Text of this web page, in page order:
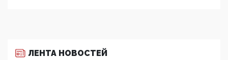
ЛЕНТА НОВОСТЕЙ